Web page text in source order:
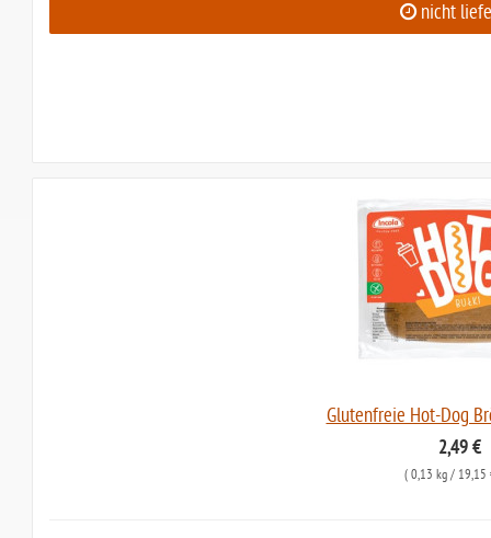
nicht
Glutenfreie Hot-Dog
2,49 €
( 0,13 kg/ 19,15